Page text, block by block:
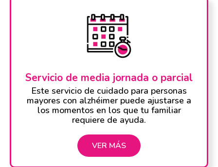
Servicio de media jornada o parcial
Este servicio de cuidado para personas
mayores con alzhéimer puede ajustarse a
los momentos en los que tu familiar
requiere de ayuda.
VER MÁS